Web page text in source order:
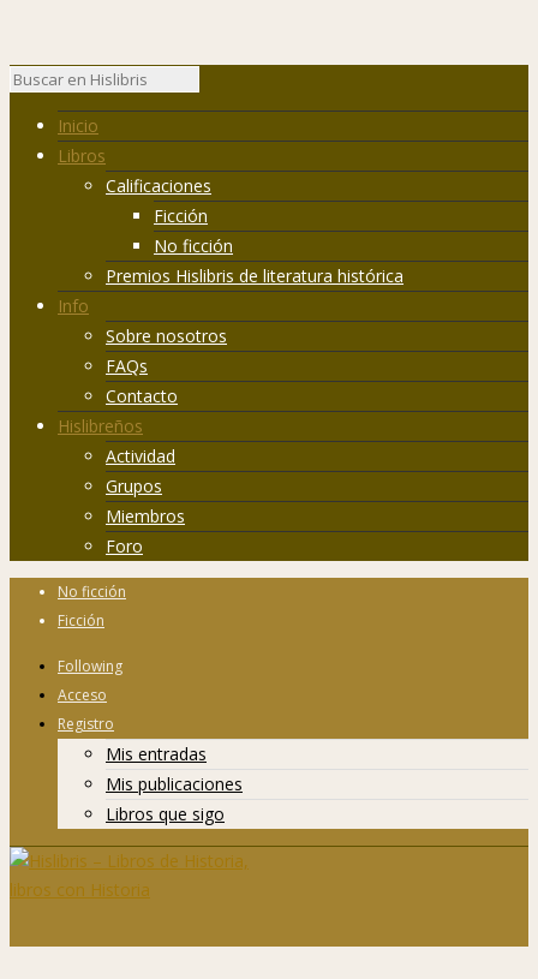
Inicio
Libros
Calificaciones
Ficción
No ficción
Premios Hislibris de literatura histórica
Info
Sobre nosotros
FAQs
Contacto
Hislibreños
Actividad
Grupos
Miembros
Foro
No ficción
Ficción
Following
Acceso
Registro
Mis entradas
Mis publicaciones
Libros que sigo